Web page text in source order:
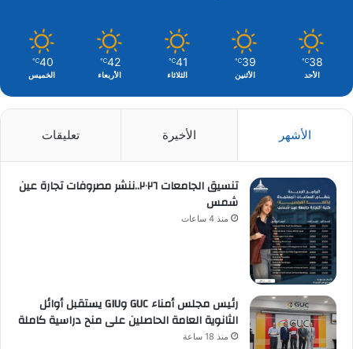
38
℃
الأحد
39
℃
الأثنين
41
℃
الثلاثاء
42
℃
الأربعاء
40
℃
الخميس
الأشهر الأخيرة تعليقات
تنسيق الجامعات ٢٠٢٦..ننشر مصروفات تجارة عين
شمس
منذ 4 ساعات
رئيس مجلس أمناء GUC وGIU يستقبل أوائل
الثانوية العامة الحاصلين على منح دراسية كاملة
منذ 18 ساعة